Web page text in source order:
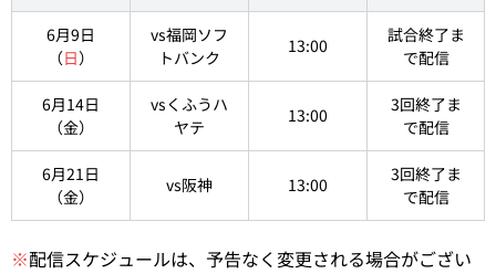
6月9日
（日）
vs福岡ソフ
トバンク
13:00
試合終了ま
で配信
6月14日
（金）
vsくふうハ
ヤテ
13:00
3回終了ま
で配信
6月21日
（金）
vs阪神 13:00
3回終了ま
で配信
※配信スケジュールは、予告なく変更される場合がござい